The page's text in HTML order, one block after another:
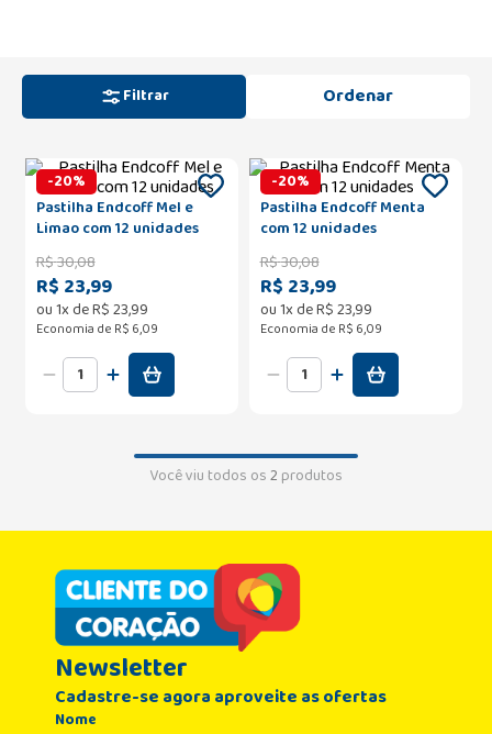
Filtrar
-20%
Pastilha Endcoff Mel e
Limao com 12 unidades
R$30,08
R$ 23,99
ou1x deR$23,99
Economia de R$ 6,09
-20%
Pastilha Endcoff Menta
com 12 unidades
R$30,08
R$ 23,99
ou1x deR$23,99
Economia de R$ 6,09
Você viu todos os2produtos
Newsletter
Cadastre-se agora aproveite as ofertas
Nome